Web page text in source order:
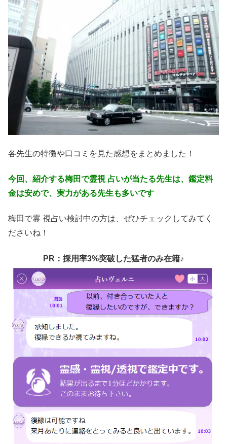
各先生の特徴や口コミを見た感想をまとめました！
今回、紹介する梅田で霊視 占いが当たる先生は、鑑定料
金は安めで、実力がある先生も多いです
梅田で霊 視占い検討中の方は、ぜひチェックしてみてく
ださいね！
PR：採用率3%突破した猛者のみ在籍♪